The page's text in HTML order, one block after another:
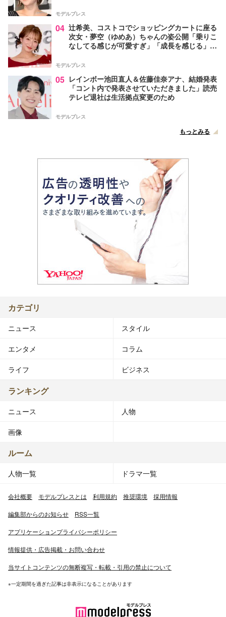
モデルプレス
04 辻希美、コストコでショッピングカートに座る
次女・夢空（ゆめあ）ちゃんの姿公開「乗りこ
なしてる感じが可愛すぎ」「成長を感じる」の
モデルプレス
05 レインボー池田直人＆佐藤佳奈アナ、結婚発表
「コント内で発表させていただきました」読売
テレビ退社は生活拠点変更のため
モデルプレス
もっとみる
カテゴリ
ニュース スタイル
エンタメ コラム
ライフ ビジネス
ランキング
ニュース 人物
画像
ルーム
人物一覧 ドラマ一覧
会社概要 モデルプレスとは 利用規約 推奨環境 採用情報
編集部からのお知らせ RSS一覧
アプリケーションプライバシーポリシー
情報提供・広告掲載・お問い合わせ
当サイトコンテンツの無断複写・転載・引用の禁止について
※一定期間を過ぎた記事は非表示になることがあります